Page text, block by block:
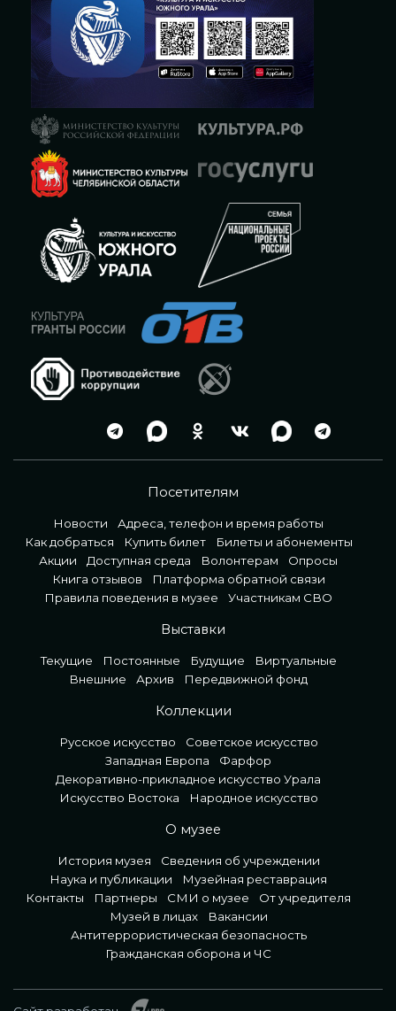
Посетителям
Новости
Адреса, телефон и время работы
Как добраться
Купить билет
Билеты и абонементы
Акции
Доступная среда Волонтерам
Опросы
Книга отзывов
Платформа обратной связи
Правила поведения в музее
Участникам СВО
Выставки
Текущие Постоянные Будущие
Виртуальные
Внешние
Архив Передвижной фонд
Коллекции
Русское искусство
Советское искусство
Западная Европа
Фарфор
Декоративно-прикладное искусство Урала
Искусство Востока
Народное искусство
О музее
История музея
Сведения об учреждении
Наука и публикации
Музейная реставрация
Контакты
Партнеры СМИ о музее
От учредителя
Музей в лицах
Вакансии
Антитеррористическая безопасность
Гражданская оборона и ЧС